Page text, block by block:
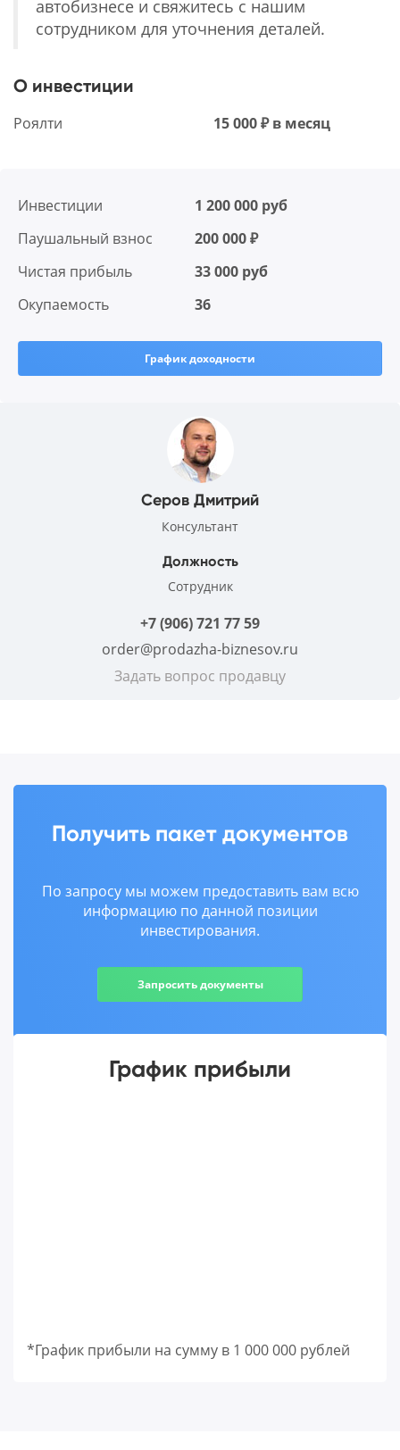
автобизнесе и свяжитесь с нашим
сотрудником для уточнения деталей.
О инвестиции
Роялти 15 000 ₽ в месяц
Инвестиции
1 200 000 руб
Паушальный взнос
200 000 ₽
Чистая прибыль
33 000 руб
Окупаемость
36
График доходности
Серов Дмитрий
Консультант
Должность
Сотрудник
+7 (906) 721 77 59
order@prodazha-biznesov.ru
Задать вопрос продавцу
Получить пакет документов
По запросу мы можем предоставить вам всю
информацию по данной позиции
инвестирования.
Запросить документы
График прибыли
*График прибыли на сумму в 1 000 000 рублей